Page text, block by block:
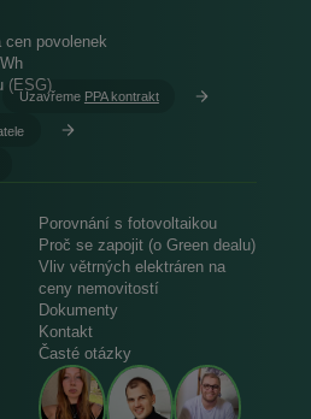
povolenek
(ESG)
Uzavřeme PPA kontrakt
Porovnání s fotovoltaikou
Proč se zapojit (o Green dealu)
Vliv větrných elektráren na
ceny nemovitostí
Dokumenty
Kontakt
Časté otázky